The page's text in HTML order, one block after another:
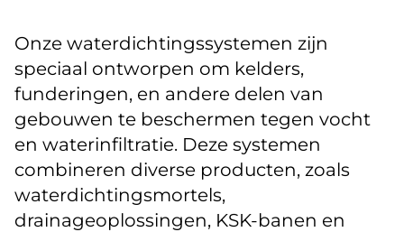
Onze waterdichtingssystemen zijn
speciaal ontworpen om kelders,
funderingen, en andere delen van
gebouwen te beschermen tegen vocht
en waterinfiltratie. Deze systemen
combineren diverse producten, zoals
waterdichtingsmortels,
drainageoplossingen, KSK-banen en